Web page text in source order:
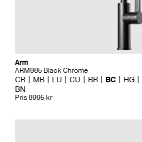
Arm
ARM985 Black Chrome
CR MB LU CU BR BC HG
BN
Pris 8995 kr